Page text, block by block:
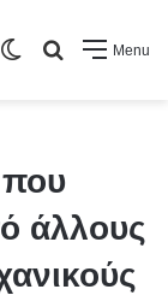
Menu
Search
Switch
άλλους